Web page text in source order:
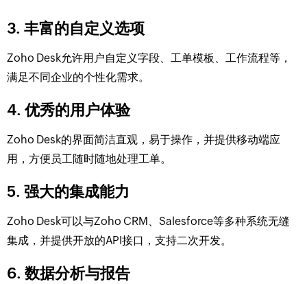
3. 丰富的自定义选项
Zoho Desk允许用户自定义字段、工单模板、工作流程等，
满足不同企业的个性化需求。
4. 优秀的用户体验
Zoho Desk的界面简洁直观，易于操作，并提供移动端应
用，方便员工随时随地处理工单。
5. 强大的集成能力
Zoho Desk可以与Zoho CRM、Salesforce等多种系统无缝
集成，并提供开放的API接口，支持二次开发。
6. 数据分析与报告